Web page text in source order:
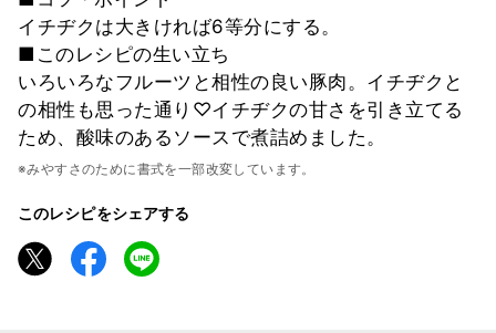
イチヂクは大きければ6等分にする。
■このレシピの生い立ち
いろいろなフルーツと相性の良い豚肉。イチヂクと
の相性も思った通り♡イチヂクの甘さを引き立てる
ため、酸味のあるソースで煮詰めました。
※みやすさのために書式を一部改変しています。
このレシピをシェアする